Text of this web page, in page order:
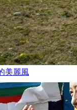
美麗風